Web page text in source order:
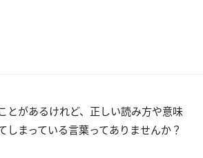
とがあるけれど、正しい読み方や意味
しまっている言葉ってありませんか？